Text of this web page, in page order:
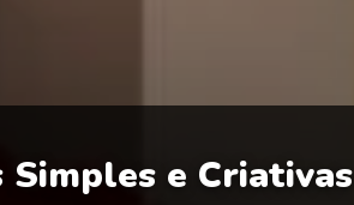
Simples e Criativas